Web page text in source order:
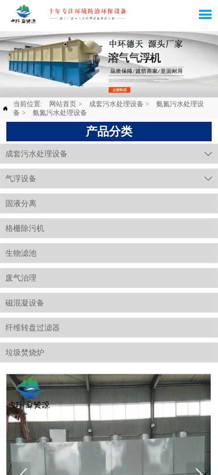


当前位置: 网站首页 > 成套污水处理设备 >
氨氮污水处理设
备 > 氨氮污水处理设备
产品分类
成套污水处理设备 
气浮设备 
固液分离
格栅除污机
生物滤池
废气治理
磁混凝设备
纤维转盘过滤器
垃圾焚烧炉